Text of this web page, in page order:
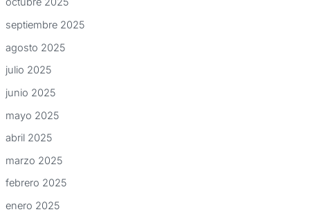
septiembre 2025
agosto 2025
julio 2025
junio 2025
mayo 2025
abril 2025
marzo 2025
febrero 2025
enero 2025